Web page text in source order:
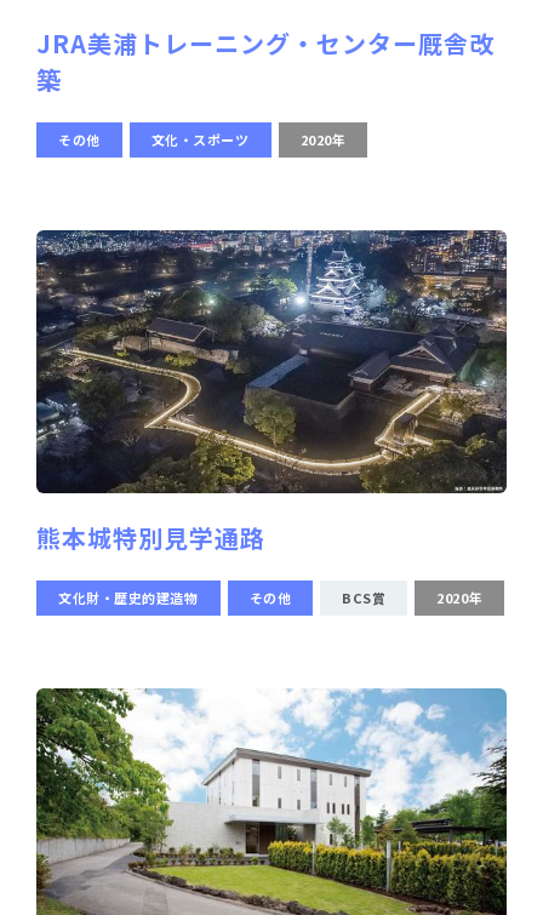
JRA美浦トレーニング・センター厩舎改
築
その他 文化・スポーツ 2020年
熊本城特別見学通路
文化財・歴史的建造物 その他 BCS賞 2020年